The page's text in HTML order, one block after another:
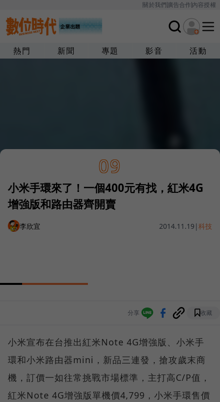
關於我們廣告合作內容授權
熱門 新聞 專題 影音 活動
09
小米手環來了！一個400元有找，紅米4G
增強版和路由器齊開賣
李欣宜 2014.11.19 |科技
分享 收藏
小米宣布在台推出紅米Note 4G增強版、小米手
環和小米路由器mini，新品三連發，搶攻歲末商
機，訂價一如往常挑戰市場標準，主打高C/P值，
紅米Note 4G增強版單機價4,799，小米手環售價